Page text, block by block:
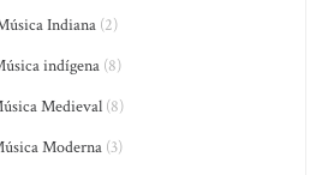
Indiana(2)
indígena(8)
Medieval(8)
Moderna(3)